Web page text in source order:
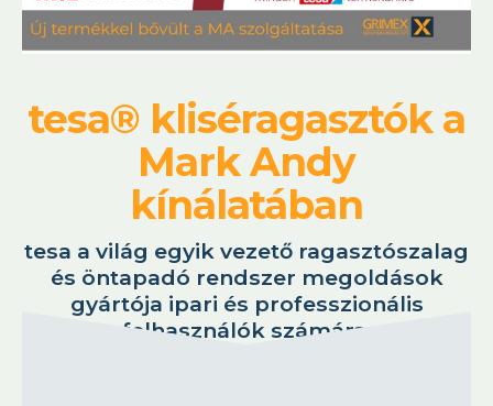
tesa® kliséragasztók a
Mark Andy
kínálatában
tesa a világ egyik vezető ragasztószalag
és öntapadó rendszer megoldások
gyártója ipari és professzionális
felhasználók számára.